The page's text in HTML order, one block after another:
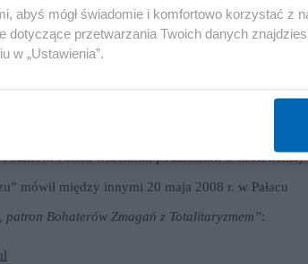
o Rotmistrzu” („Let’s Reminisce About Witold
równych królom.
– „Raportu Witolda” z 1945 r. Oddanie
Ponad wszelkimi podziałami. O królewskiej
mówił między innymi 20 maja 2008 r. w Pałacu
Bohaterów Zmagań z Totalitaryzmem”:
abyś mógł świadomie i komfortowo korzystać z
dotyczące przetwarzania Twoich danych
w „Ustawienia”.